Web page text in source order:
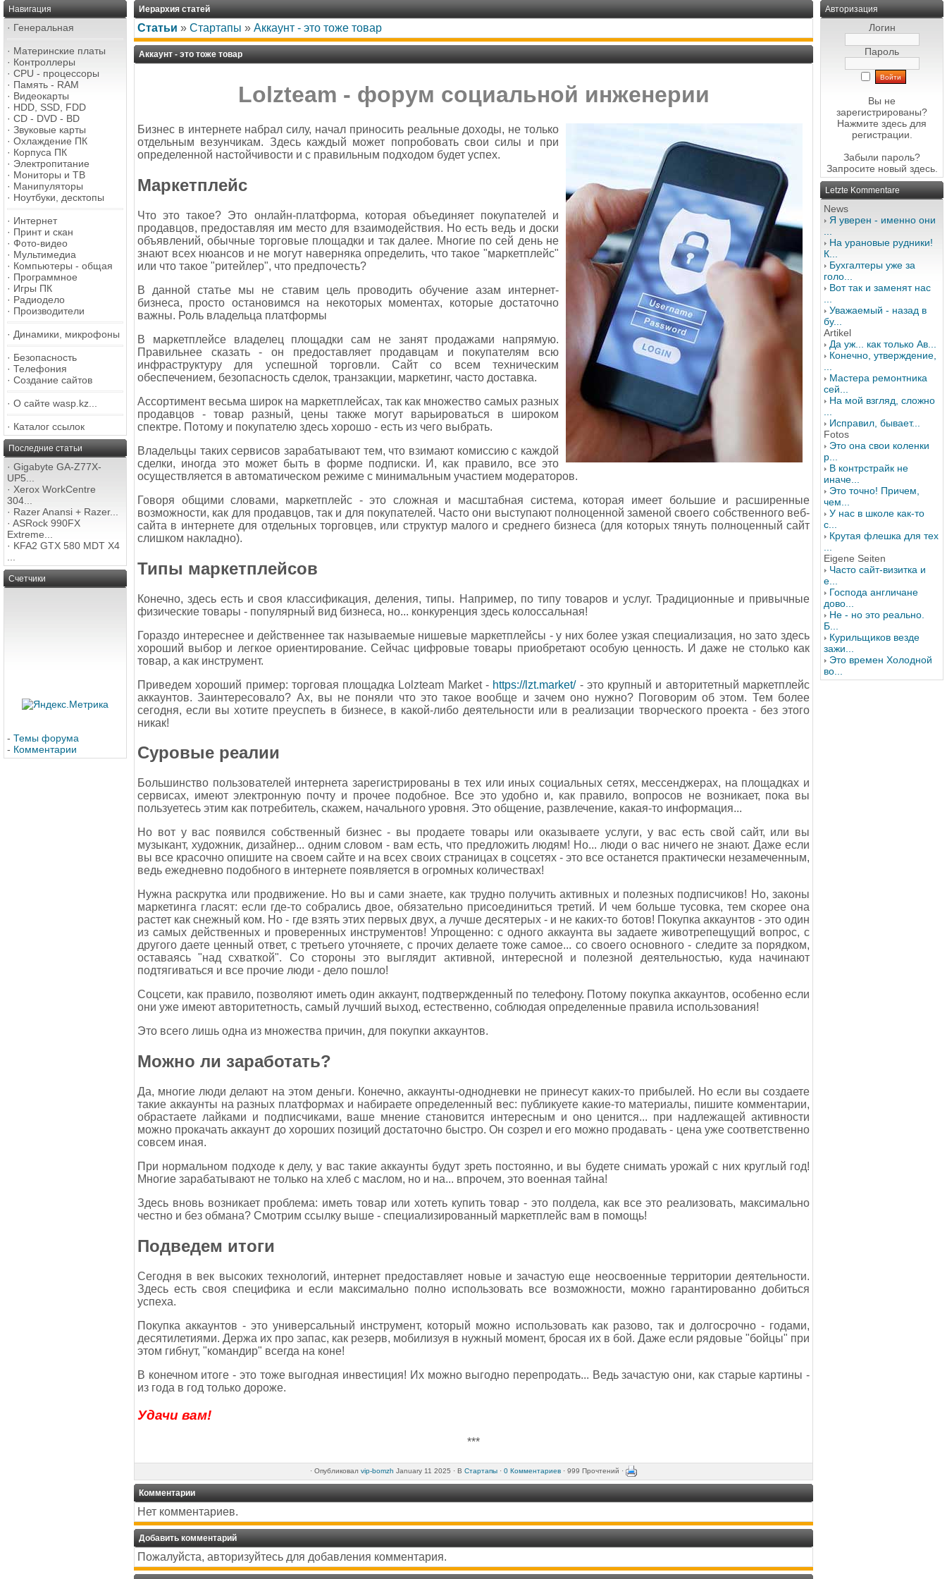
Навигация
· Генеральная
· Материнские платы
· Контроллеры
· CPU - процессоры
· Память - RAM
· Видеокарты
· HDD, SSD, FDD
· CD - DVD - BD
· Звуковые карты
· Охлаждение ПК
· Корпуса ПК
· Электропитание
· Мониторы и ТВ
· Манипуляторы
· Ноутбуки, десктопы
· Интернет
· Принт и скан
· Фото-видео
· Мультимедиа
· Компьютеры - общая
· Программное
· Игры ПК
· Радиодело
· Производители
· Динамики, микрофоны
· Безопасность
· Телефония
· Создание сайтов
· О сайте wasp.kz...
· Каталог ссылок
Последние статьи
· Gigabyte GA-Z77X-
UP5...
· Xerox WorkCentre
304...
· Razer Anansi + Razer...
· ASRock 990FX
Extreme...
· KFA2 GTX 580 MDT X4
Счетчики
- Темы форума
- Комментарии
Иерархия статей
Статьи » Стартапы » Аккаунт - это тоже товар
Аккаунт - это тоже товар
Lolzteam - форум социальной инженерии
Бизнес в интернете набрал силу, начал приносить реальные доходы, не только
отдельным везунчикам. Здесь каждый может попробовать свои силы и при
определенной настойчивости и с правильным подходом будет успех.
Маркетплейс
Что это такое? Это онлайн-платформа, которая объединяет покупателей и
продавцов, предоставляя им место для взаимодействия. Но есть ведь и доски
объявлений, обычные торговые площадки и так далее. Многие по сей день не
знают всех нюансов и не могут наверняка определить, что такое "маркетплейс"
или что такое "ритейлер", что предпочесть?
В данной статье мы не ставим цель проводить обучение азам интернет-
бизнеса, просто остановимся на некоторых моментах, которые достаточно
важны. Роль владельца платформы
В маркетплейсе владелец площадки сам не занят продажами напрямую.
Правильнее сказать - он предоставляет продавцам и покупателям всю
инфраструктуру для успешной торговли. Сайт со всем техническим
обеспечением, безопасность сделок, транзакции, маркетинг, часто доставка.
Ассортимент весьма широк на маркетплейсах, так как множество самых разных
продавцов - товар разный, цены также могут варьироваться в широком
спектре. Потому и покупателю здесь хорошо - есть из чего выбрать.
Владельцы таких сервисов зарабатывают тем, что взимают комиссию с каждой
сделки, иногда это может быть в форме подписки. И, как правило, все это
осуществляется в автоматическом режиме с минимальным участием модераторов.
Говоря общими словами, маркетплейс - это сложная и масштабная система, которая имеет большие и расширенные
возможности, как для продавцов, так и для покупателей. Часто они выступают полноценной заменой своего собственного веб-
сайта в интернете для отдельных торговцев, или структур малого и среднего бизнеса (для которых тянуть полноценный сайт
слишком накладно).
Типы маркетплейсов
Конечно, здесь есть и своя классификация, деления, типы. Например, по типу товаров и услуг. Традиционные и привычные
физические товары - популярный вид бизнеса, но... конкуренция здесь колоссальная!
Гораздо интереснее и действеннее так называемые нишевые маркетплейсы - у них более узкая специализация, но зато здесь
хороший выбор и легкое ориентирование. Сейчас цифровые товары приобретают особую ценность. И даже не столько как
товар, а как инструмент.
Приведем хороший пример: торговая площадка Lolzteam Market - https://lzt.market/- это крупный и авторитетный маркетплейс
аккаунтов. Заинтересовало? Ах, вы не поняли что это такое вообще и зачем оно нужно? Поговорим об этом. Тем более
сегодня, если вы хотите преуспеть в бизнесе, в какой-либо деятельности или в реализации творческого проекта - без этого
никак!
Суровые реалии
Большинство пользователей интернета зарегистрированы в тех или иных социальных сетях, мессенджерах, на площадках и
сервисах, имеют электронную почту и прочее подобное. Все это удобно и, как правило, вопросов не возникает, пока вы
пользуетесь этим как потребитель, скажем, начального уровня. Это общение, развлечение, какая-то информация...
Но вот у вас появился собственный бизнес - вы продаете товары или оказываете услуги, у вас есть свой сайт, или вы
музыкант, художник, дизайнер... одним словом - вам есть, что предложить людям! Но... люди о вас ничего не знают. Даже если
вы все красочно опишите на своем сайте и на всех своих страницах в соцсетях - это все останется практически незамеченным,
ведь ежедневно подобного в интернете появляется в огромных количествах!
Нужна раскрутка или продвижение. Но вы и сами знаете, как трудно получить активных и полезных подписчиков! Но, законы
маркетинга гласят: если где-то собрались двое, обязательно присоединиться третий. И чем больше тусовка, тем скорее она
растет как снежный ком. Но - где взять этих первых двух, а лучше десятерых - и не каких-то ботов! Покупка аккаунтов - это один
из самых действенных и проверенных инструментов! Упрощенно: с одного аккаунта вы задаете животрепещущий вопрос, с
другого даете ценный ответ, с третьего уточняете, с прочих делаете тоже самое... со своего основного - следите за порядком,
оставаясь "над схваткой". Со стороны это выглядит активной, интересной и полезной деятельностью, куда начинают
подтягиваться и все прочие люди - дело пошло!
Соцсети, как правило, позволяют иметь один аккаунт, подтвержденный по телефону. Потому покупка аккаунтов, особенно если
они уже имеют авторитетность, самый лучший выход, естественно, соблюдая определенные правила использования!
Это всего лишь одна из множества причин, для покупки аккаунтов.
Можно ли заработать?
Да, многие люди делают на этом деньги. Конечно, аккаунты-однодневки не принесут каких-то прибылей. Но если вы создаете
такие аккаунты на разных платформах и набираете определенный вес: публикуете какие-то материалы, пишите комментарии,
обрастаете лайками и подписчиками, ваше мнение становится интересным и оно ценится... при надлежащей активности
можно прокачать аккаунт до хороших позиций достаточно быстро. Он созрел и его можно продавать - цена уже соответственно
совсем иная.
При нормальном подходе к делу, у вас такие аккаунты будут зреть постоянно, и вы будете снимать урожай с них круглый год!
Многие зарабатывают не только на хлеб с маслом, но и на... впрочем, это военная тайна!
Здесь вновь возникает проблема: иметь товар или хотеть купить товар - это полдела, как все это реализовать, максимально
честно и без обмана? Смотрим ссылку выше - специализированный маркетплейс вам в помощь!
Подведем итоги
Сегодня в век высоких технологий, интернет предоставляет новые и зачастую еще неосвоенные территории деятельности.
Здесь есть своя специфика и если максимально полно использовать все возможности, можно гарантированно добиться
успеха.
Покупка аккаунтов - это универсальный инструмент, который можно использовать как разово, так и долгосрочно - годами,
десятилетиями. Держа их про запас, как резерв, мобилизуя в нужный момент, бросая их в бой. Даже если рядовые "бойцы" при
этом гибнут, "командир" всегда на коне!
В конечном итоге - это тоже выгодная инвестиция! Их можно выгодно перепродать... Ведь зачастую они, как старые картины -
из года в год только дороже.
Удачи вам!
***
· Опубликовал vip-bomzh January 11 2025 · В Стартапы · 0 Комментариев · 999 Прочтений ·
Комментарии
Нет комментариев.
Добавить комментарий
Пожалуйста, авторизуйтесь для добавления комментария.
Авторизация
Логин
Пароль
Вы не
зарегистрированы?
Нажмите здесь для
регистрации.
Забыли пароль?
Запросите новый здесь.
Letzte Kommentare
News
Я уверен - именно они
На урановые рудники!
К...
Бухгалтеры уже за
голо...
Вот так и заменят нас
Уважаемый - назад в
бу...
Artikel
Да уж... как только Ав...
Конечно, утверждение,
Мастера ремонтника
сей...
На мой взгляд, сложно
Исправил, бывает...
Fotos
Это она свои коленки
р...
В контрстрайк не
иначе...
Это точно! Причем,
чем...
У нас в школе как-то
с...
Крутая флешка для тех
Eigene Seiten
Часто сайт-визитка и
е...
Господа англичане
дово...
Не - но это реально.
Б...
Курильщиков везде
зажи...
Это времен Холодной
во...